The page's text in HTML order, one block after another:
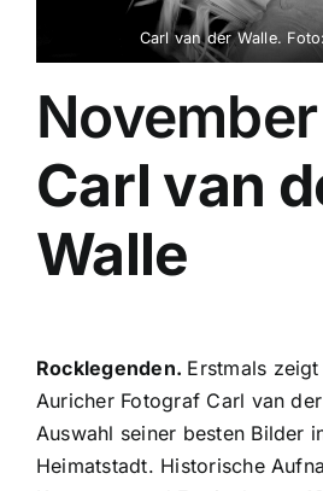
Carl van der Walle.
Carl van
Walle
Rocklegenden. Erstmals
Auricher Fotograf Carl van
Auswahl seiner besten Bilder
Heimatstadt. Historische